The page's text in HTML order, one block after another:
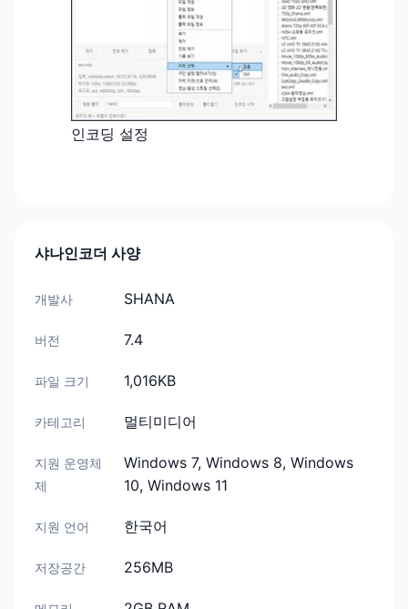
인코딩 설정
샤나인코더 사양
개발사 SHANA
버전 7.4
파일 크기 1,016KB
카테고리 멀티미디어
지원 운영체
제
Windows 7, Windows 8, Windows
10, Windows 11
지원 언어 한국어
저장공간 256MB